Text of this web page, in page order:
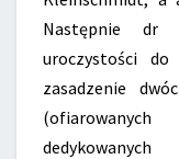
Następnie dr
uroczystości
zasadzenie